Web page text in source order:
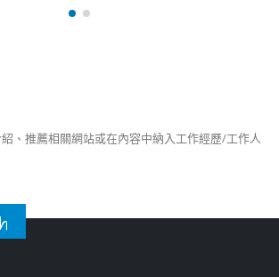
、推薦相關網站或在內容中納入工作經歷/工作人